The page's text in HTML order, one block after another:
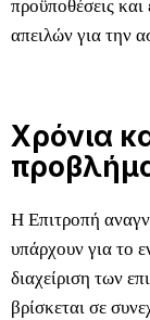
απειλών για την
Χρόνια
Η Επιτροπή
υπάρχουν για το
διαχείριση των
βρίσκεται σε